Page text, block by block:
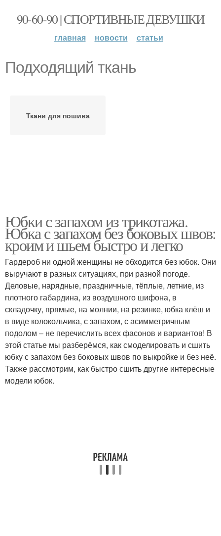
90-60-90 | СПОРТИВНЫЕ ДЕВУШКИ
главная новости статьи
Подходящий ткань
Ткани для пошива
Юбки с запахом из трикотажа.
Юбка с запахом без боковых швов:
кроим и шьем быстро и легко
Гардероб ни одной женщины не обходится без юбок. Они
выручают в разных ситуациях, при разной погоде.
Деловые, нарядные, праздничные, тёплые, летние, из
плотного габардина, из воздушного шифона, в
складочку, прямые, на молнии, на резинке, юбка клёш и
в виде колокольчика, с запахом, с асимметричным
подолом – не перечислить всех фасонов и вариантов! В
этой статье мы разберёмся, как смоделировать и сшить
юбку с запахом без боковых швов по выкройке и без неё.
Также рассмотрим, как быстро сшить другие интересные
модели юбок.